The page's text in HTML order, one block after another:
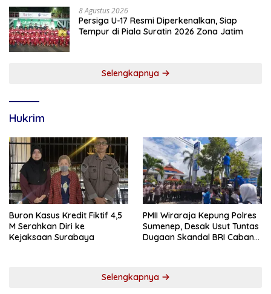
8 Agustus 2026
Persiga U-17 Resmi Diperkenalkan, Siap
Tempur di Piala Suratin 2026 Zona Jatim
Selengkapnya
Hukrim
Buron Kasus Kredit Fiktif 4,5
M Serahkan Diri ke
Kejaksaan Surabaya
PMII Wiraraja Kepung Polres
Sumenep, Desak Usut Tuntas
Dugaan Skandal BRI Cabang
Selengkapnya